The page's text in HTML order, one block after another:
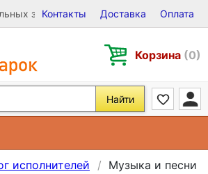
записей на Виниле, CD и DVD
Контакты Доставка Оплата
Корзина (0)
Найти
исполнителей
Музыка и песни